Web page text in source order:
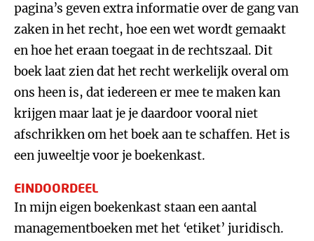
pagina’s geven extra informatie over de gang van
zaken in het recht, hoe een wet wordt gemaakt
en hoe het eraan toegaat in de rechtszaal. Dit
boek laat zien dat het recht werkelijk overal om
ons heen is, dat iedereen er mee te maken kan
krijgen maar laat je je daardoor vooral niet
afschrikken om het boek aan te schaffen. Het is
een juweeltje voor je boekenkast.
EINDOORDEEL
In mijn eigen boekenkast staan een aantal
managementboeken met het ‘etiket’ juridisch.